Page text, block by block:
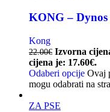
KONG – Dynos
Kong
22.00€ Izvorna
cijena je: 17.60€.
Odaberi opcije Ovaj
mogu odabrati na
ZA PSE